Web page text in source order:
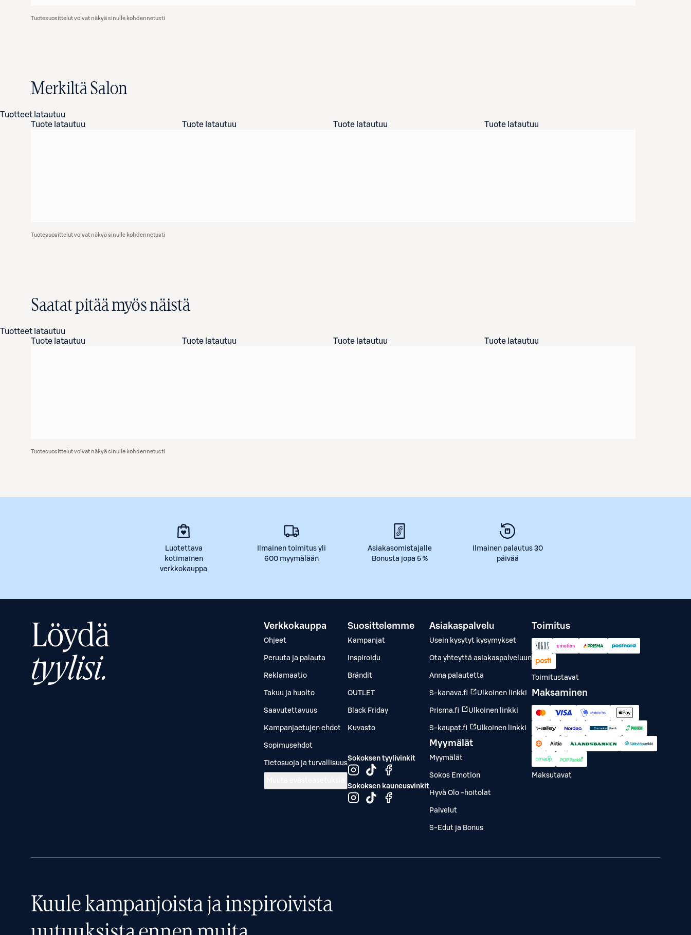
Tuotesuosittelut voivat näkyä sinulle kohdennetusti
Merkiltä Salon
Tuotteet latautuu
Tuote latautuu
Tuote latautuu Tuote latautuu Tuote latautuu
Tuotesuosittelut voivat näkyä sinulle kohdennetusti
Saatat pitää myös näistä
Tuotteet latautuu
Tuote latautuu
Tuote latautuu Tuote latautuu Tuote latautuu
Tuotesuosittelut voivat näkyä sinulle kohdennetusti
Luotettava
kotimainen
verkkokauppa
Ilmainen toimitus yli
600 myymälään
Asiakasomistajalle
Bonusta jopa 5 %
Ilmainen palautus 30
päivää
Löydä
tyylisi.
Verkkokauppa
Ohjeet
Peruuta ja palauta
Reklamaatio
Takuu ja huolto
Saavutettavuus
Kampanjaetujen ehdot
Sopimusehdot
Tietosuoja ja turvallisuus
Suosittelemme
Kampanjat
Inspiroidu
Brändit
OUTLET
Black Friday
Kuvasto
Sokoksen tyylivinkit
Sokoksen kauneusvinkit
Asiakaspalvelu
Usein kysytyt kysymykset
Ota yhteyttä asiakaspalveluun
Anna palautetta
S-kanava.fi Ulkoinen linkki
Prisma.fi Ulkoinen linkki
S-kaupat.fi Ulkoinen linkki
Myymälät
Myymälät
Sokos Emotion
Hyvä Olo -hoitolat
Palvelut
S-Edut ja Bonus
Toimitus
Toimitustavat
Maksaminen
Maksutavat
Kuule kampanjoista ja inspiroivista